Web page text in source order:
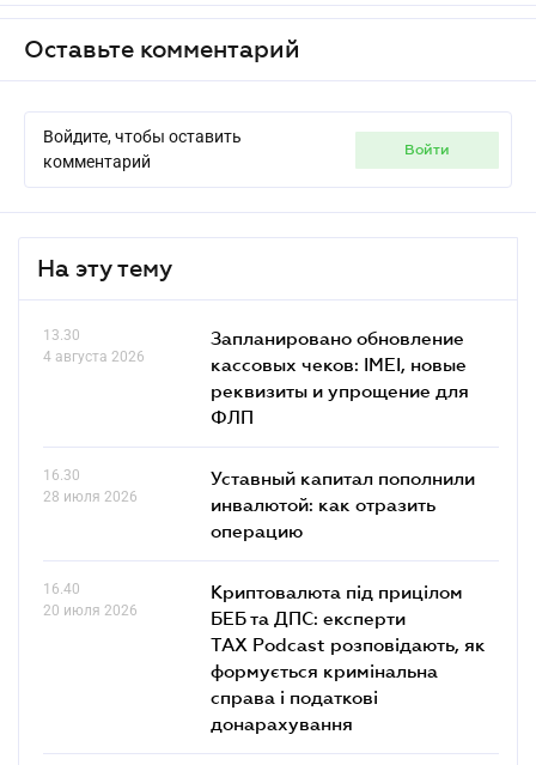
Оставьте комментарий
Войдите, чтобы оставить
комментарий
войти
На эту тему
13.30
4 августа 2026
Запланировано обновление
кассовых чеков: IMEI, новые
реквизиты и упрощение для
ФЛП
16.30
28 июля 2026
Уставный капитал пополнили
инвалютой: как отразить
операцию
16.40
20 июля 2026
Криптовалюта під прицілом
БЕБ та ДПС: експерти
TAX Podcast розповідають, як
формується кримінальна
справа і податкові
донарахування